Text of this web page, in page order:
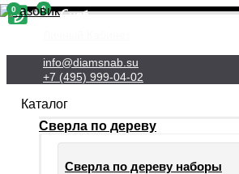
info@diamsnab.su
+7 (495) 999-04-02
0
Каталог
Сверла по дереву
Сверла по дереву наборы
0